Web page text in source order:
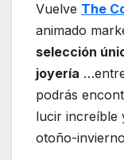
Vuelve The
animado
selección
joyería
podrás
lucir increíble
otoño-